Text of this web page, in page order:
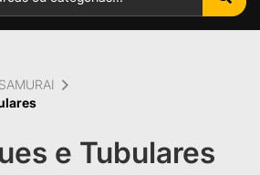
e Tubulares
SAMURAI